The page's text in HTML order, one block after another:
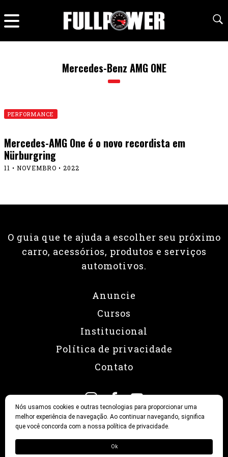
Mercedes-Benz AMG ONE
PERFORMANCE
Mercedes-AMG One é o novo recordista em
Nürburgring
11 • NOVEMBRO • 2022
O guia que te ajuda a escolher seu próximo
carro, acessórios, produtos e serviços
automotivos.
Anuncie
Cursos
Institucional
Política de privacidade
Contato
Nós usamos cookies e outras tecnologias para proporcionar uma
melhor experiência de navegação. Ao continuar navegando, significa
que você concorda com a nossa política de privacidade.
Ok